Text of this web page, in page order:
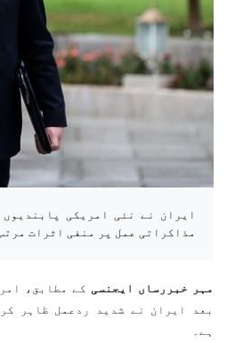
ایران نے نئی امریکی
مذاکراتی عمل پر منفی اثرات
مہر خبررساں ایجنسی کے مطابق،
بعد ایران نے شدید ردعمل ظاہر
ہے۔